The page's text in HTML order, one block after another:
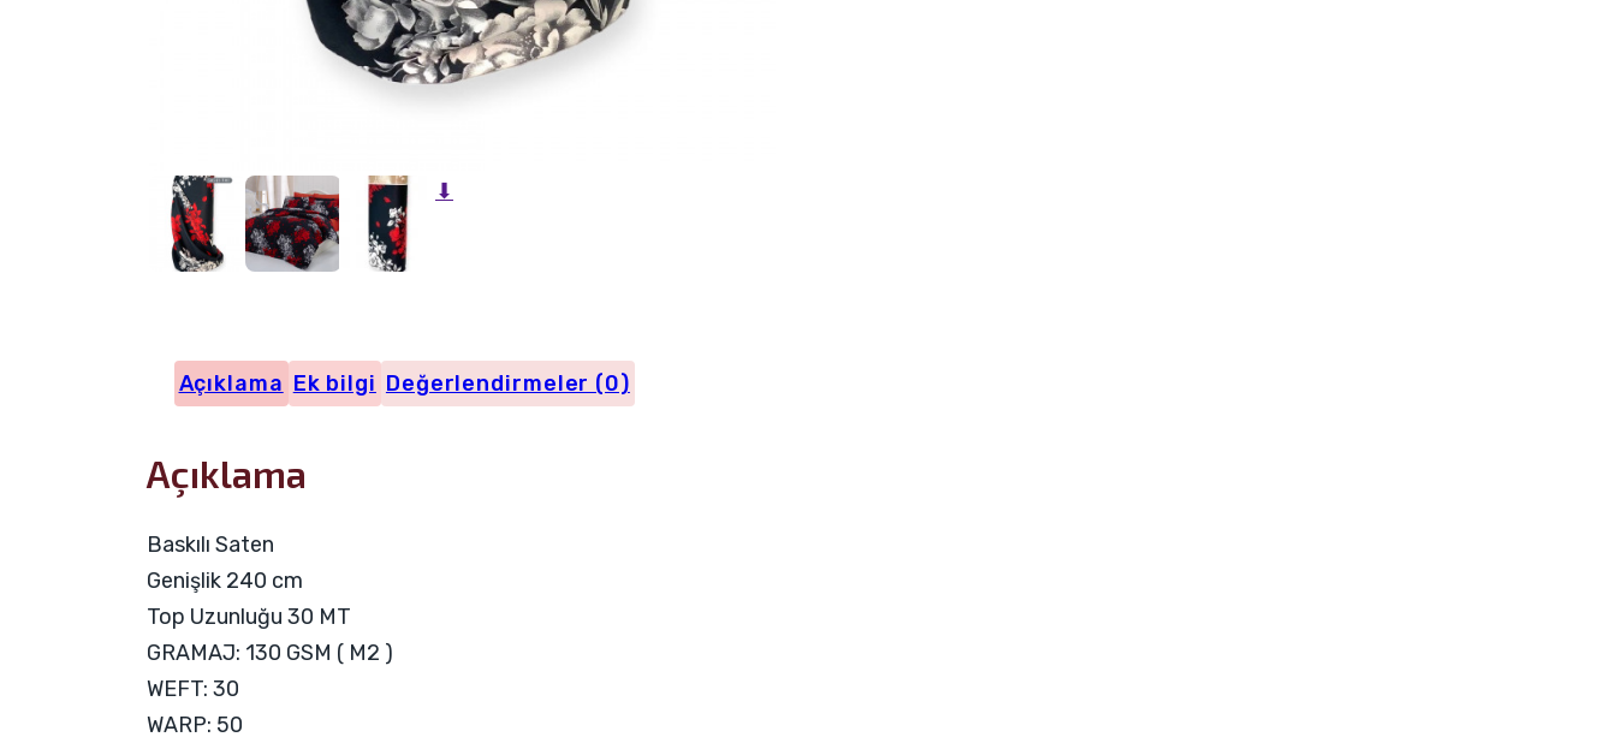
⬇
Açıklama Ek bilgi Değerlendirmeler (0)
Açıklama
Baskılı Saten
Genişlik 240 cm
Top Uzunluğu 30 MT
GRAMAJ: 130 GSM ( M2 )
WEFT: 30
WARP: 50